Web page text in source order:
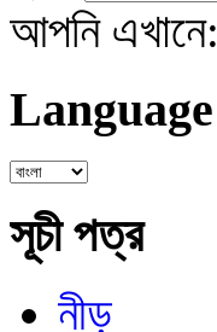
আপনি এখানে:
Language
সূচী পত্র
নীড়